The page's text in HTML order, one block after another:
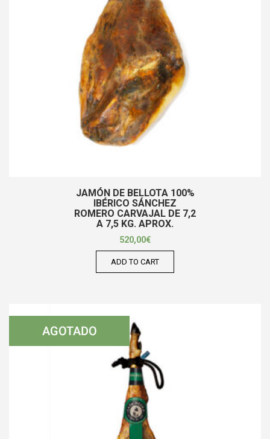
JAMÓN DE BELLOTA 100%
IBÉRICO SÁNCHEZ
ROMERO CARVAJAL DE 7,2
A 7,5 KG. APROX.
520,00€
ADD TO CART